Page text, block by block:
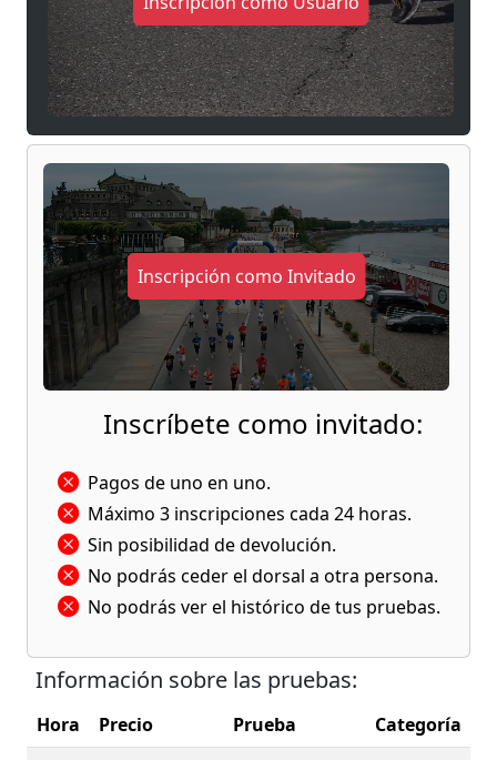
Hybrid Race San Pedro del Pinatares una cita
que no te puedes perder.¿Estás preparado para
superar el reto?
Inscripción como Invitado
Inscríbete como invitado:
Pagos de uno en uno.
Máximo 3 inscripciones cada 24 horas.
Sin posibilidad de devolución.
No podrás ceder el dorsal a otra persona.
No podrás ver el histórico de tus pruebas.
Información sobre las pruebas:
Hora Precio Prueba
Categoría